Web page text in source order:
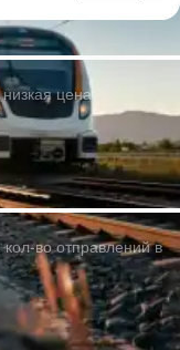
цена:
во отправлений в